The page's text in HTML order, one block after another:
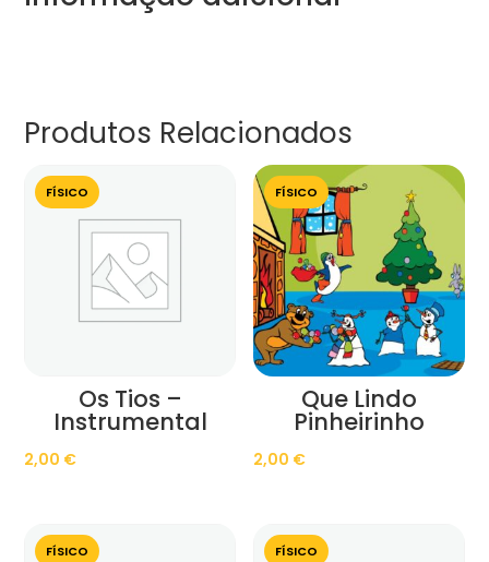
Produtos Relacionados
FÍSICO
Os Tios –
Instrumental
2,00 €
FÍSICO
Que Lindo
Pinheirinho
2,00 €
FÍSICO FÍSICO